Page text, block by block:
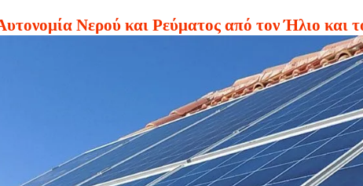
Νερού και Ρεύματος από τον Ήλιο και